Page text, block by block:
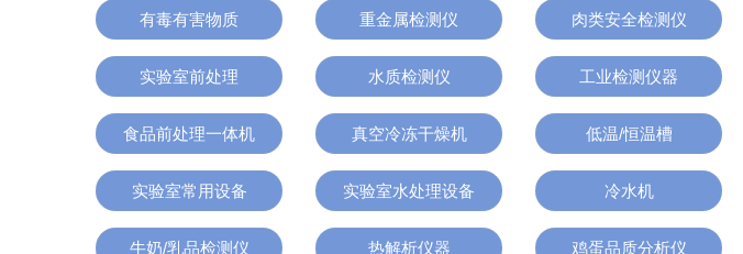
有毒有害物质 重金属检测仪 肉类安全检测仪
实验室前处理 水质检测仪 工业检测仪器
食品前处理一体机 真空冷冻干燥机 低温/恒温槽
实验室常用设备 实验室水处理设备 冷水机
牛奶/乳品检测仪 热解析仪器 鸡蛋品质分析仪